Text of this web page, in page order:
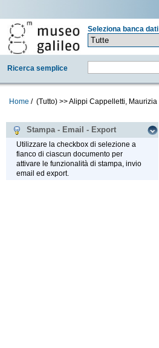
Seleziona banca dati
Ricerca semplice
Home / (Tutto) >>Alippi Cappelletti, Maurizia
Stampa - Email - Export
Utilizzare la checkbox di selezione a
fianco di ciascun documento per
attivare le funzionalità di stampa, invio
email ed export.